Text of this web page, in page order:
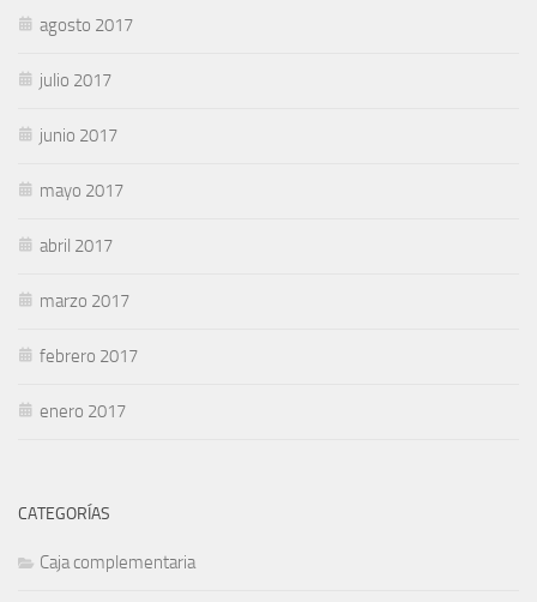
agosto 2017
julio 2017
junio 2017
mayo 2017
abril 2017
marzo 2017
febrero 2017
enero 2017
CATEGORÍAS
Caja complementaria